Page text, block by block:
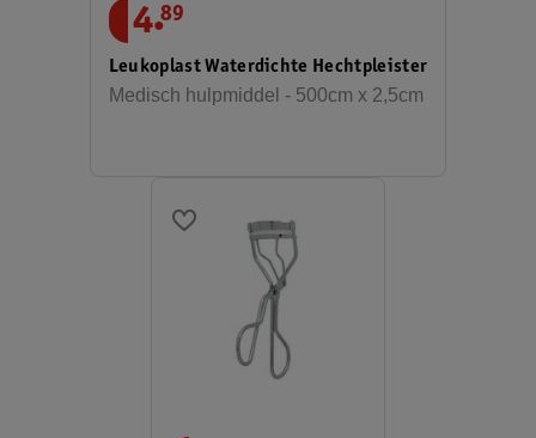
4.89
Leukoplast Waterdichte Hechtpleister
Medisch hulpmiddel - 500cm x 2,5cm